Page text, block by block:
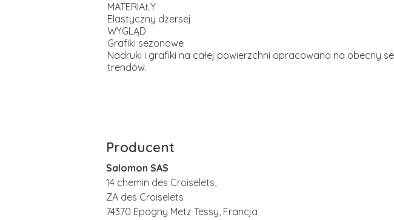
MATERIAŁY
Elastyczny dżersej
WYGLĄD
Grafiki sezonowe
Nadruki i grafiki na całej powierzchni opracowano na obecny
trendów.
Producent
Salomon SAS
14 chemin des Croiselets,
ZA des Croiselets
74370 Epagny Metz Tessy, Francja